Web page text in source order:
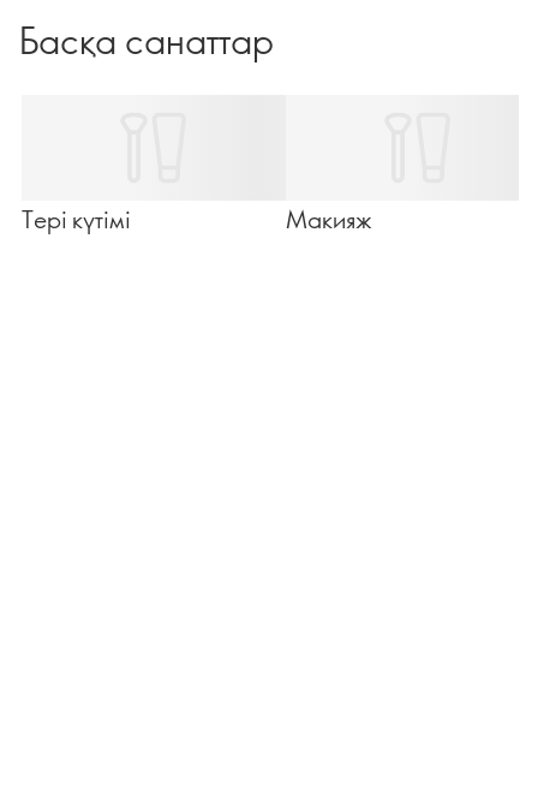
Басқа санаттар
Тері күтімі Макияж